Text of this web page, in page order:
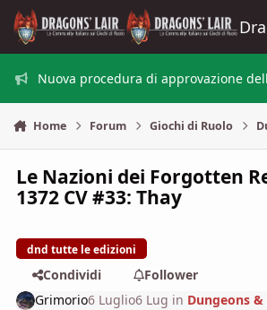
Vai al contenuto
Nuova procedura di approvazione
Home Forum Giochi di Ruolo
Le Nazioni dei Forgotten
1372 CV #33: Thay
dnd tutte le edizioni
Condividi
Follower
Grimorio6 Luglio6 Lug in Dungeons